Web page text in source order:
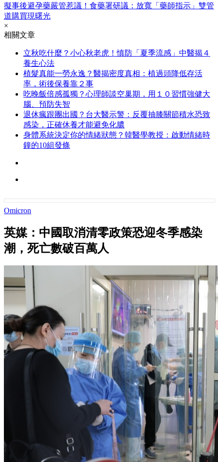
擬事後避孕藥嚴管惹議！食藥署研議：放寬「藥師指示」雙管
道購買現曙光
×
相關文章
立秋吃什麼？小心秋老虎！慎防「夏季流感」中醫揭４
養生心法
植髮真能一勞永逸？醫揭密度真相：植過頭降低存活
率，術後保養靠２事
吃晚飯倍感孤獨？心理師談空巢期，用１０習慣強健大
腦、預防失智
退休瘋跟團出國？台大醫示警：反覆抽膝關節積水恐致
感染，正確休養才能避免化膿
身體系統決定你的情緒狀態？韓醫學教授：啟動情緒時
鐘的10組發條
Omicron
英媒：中國取消清零政策恐迎冬季感染
潮，死亡數破百萬人